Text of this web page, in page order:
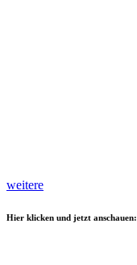
weitere
Hier klicken und jetzt anschauen: